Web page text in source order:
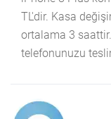
TL'dir. Kasa
ortalama 3
telefonunuzu